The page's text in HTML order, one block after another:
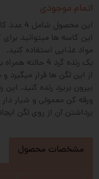
اتمام موجودی
این
این کاسه ها میتوانید
مواد غذایی استفاده کنید.
یک رنده گرد 4
از این لگن ها قرار میگیرد
بیرون بریزد رنده کنید.
ورقه کن معمولی و شیار
برداشتن آن از روی لگن
مشخصات محصول